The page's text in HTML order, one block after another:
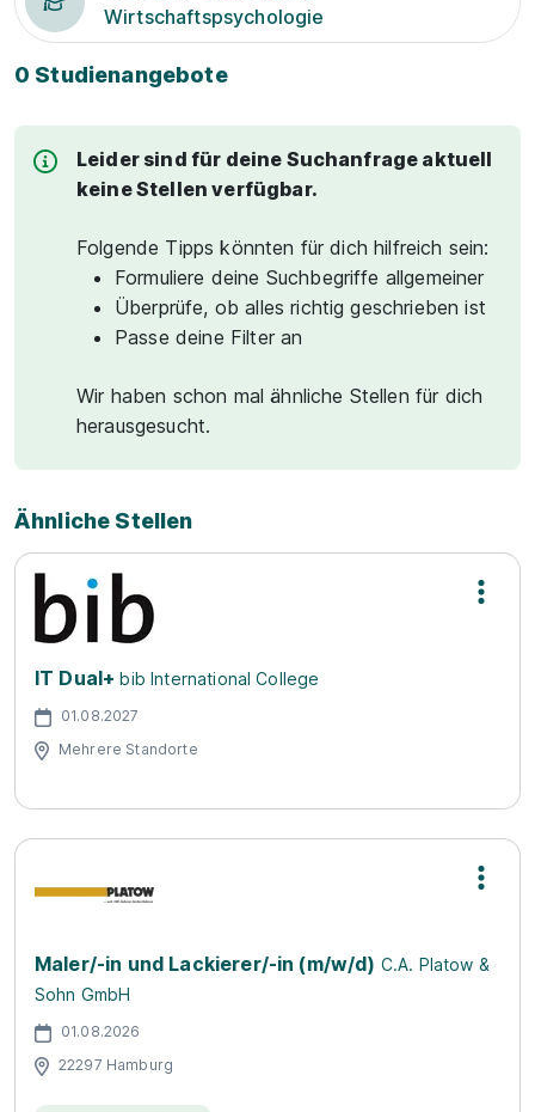
Wirtschaftspsychologie
0 Studienangebote
Leider sind für deine Suchanfrage aktuell
keine Stellen verfügbar.
Folgende Tipps könnten für dich hilfreich sein:
Formuliere deine Suchbegriffe allgemeiner
Überprüfe, ob alles richtig geschrieben ist
Passe deine Filter an
Wir haben schon mal ähnliche Stellen für dich
herausgesucht.
Ähnliche Stellen
IT Dual+ bib International College
01.08.2027
Mehrere Standorte
Maler/-in und Lackierer/-in (m/w/d) C.A. Platow &
Sohn GmbH
01.08.2026
22297 Hamburg